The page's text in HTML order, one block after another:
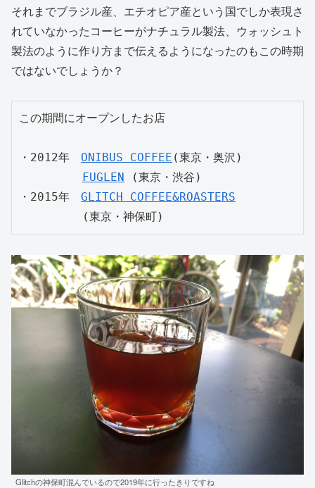
それまでブラジル産、エチオピア産という国でしか表現さ
れていなかったコーヒーがナチュラル製法、ウォッシュト
製法のように作り方まで伝えるようになったのもこの時期
ではないでしょうか？
この期間にオープンしたお店
・2012年 ONIBUS COFFEE (東京・奥沢)
FUGLEN (東京・渋谷)
・2015年 GLITCH COFFEE&ROASTERS
Glitchの神保町混んでいるので2019年に行ったきりですね